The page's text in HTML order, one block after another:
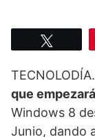
que
Windows 8
Junio, dando